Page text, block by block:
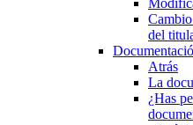
del
Atrás
La
¿Has